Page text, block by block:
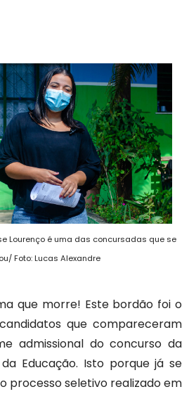
Lourenço é uma das concursadas que se
Foto: Lucas Alexandre
que morre! Este bordão foi o
que compareceram
admissional do concurso da
Educação. Isto porque já se
processo seletivo realizado em